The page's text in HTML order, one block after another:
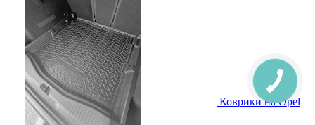
Коврики на Opel
Zafira Life 2019-